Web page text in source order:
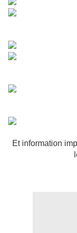
Et information